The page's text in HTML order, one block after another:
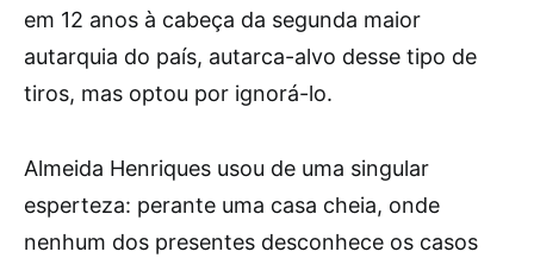
em 12 anos à cabeça da segunda maior
autarquia do país, autarca-alvo desse tipo de
tiros, mas optou por ignorá-lo.
Almeida Henriques usou de uma singular
esperteza: perante uma casa cheia, onde
nenhum dos presentes desconhece os casos